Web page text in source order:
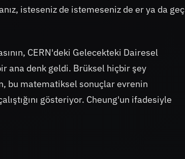
isteseniz de istemeseniz de er ya da geç
CERN'deki Gelecekteki Dairesel
ana denk geldi. Brüksel hiçbir şey
bu matematiksel sonuçlar evrenin
gösteriyor. Cheung'un ifadesiyle